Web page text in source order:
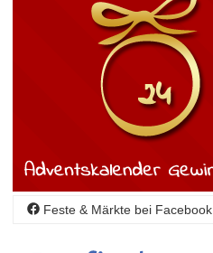
Feste & Märkte bei Facebook